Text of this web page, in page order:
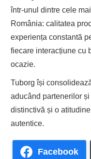
într-unul dintre cele
România: calitatea
experiența constantă
fiecare interacțiune cu
ocazie.
Tuborg își
aducând partenerilor
distinctivă și o
autentice.
Facebook